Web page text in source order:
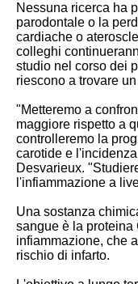
Nessuna ricerca ha
parodontale o la
cardiache o
colleghi
studio nel corso dei
riescono a trovare
"Metteremo a
maggiore rispetto a
controlleremo la
carotide e
Desvarieux.
l'infiammazione a
Una sostanza
sangue è la proteina
infiammazione, che
rischio di infarto.